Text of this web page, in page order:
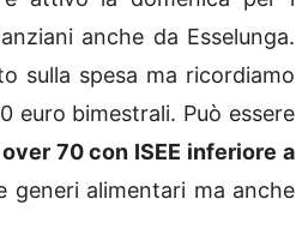
anche da Esselunga.
sulla spesa ma ricordiamo
euro bimestrali. Può essere
70 con ISEE inferiore a
generi alimentari ma anche